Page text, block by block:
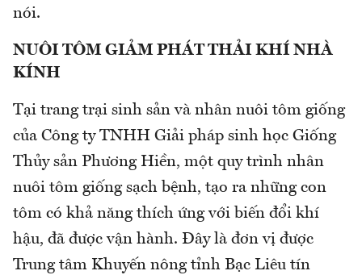
nói.
NUÔI TÔM GIẢM PHÁT THẢI KHÍ NHÀ
KÍNH
Tại trang trại sinh sản và nhân nuôi tôm giống
của Công ty TNHH Giải pháp sinh học Giống
Thủy sản Phương Hiền, một quy trình nhân
nuôi tôm giống sạch bệnh, tạo ra những con
tôm có khả năng thích ứng với biến đổi khí
hậu, đã được vận hành. Đây là đơn vị được
Trung tâm Khuyến nông tỉnh Bạc Liêu tín